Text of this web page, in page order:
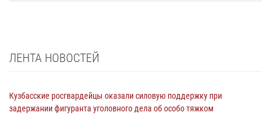
ЛЕНТА НОВОСТЕЙ
Кузбасские росгвардейцы оказали силовую поддержку при
задержании фигуранта уголовного дела об особо тяжком